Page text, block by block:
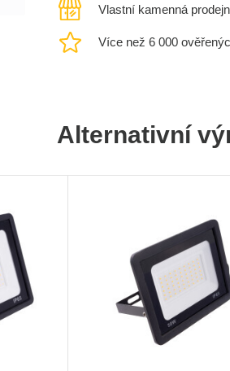
Vlastní kamenná
Více než 6 000
Alternativní